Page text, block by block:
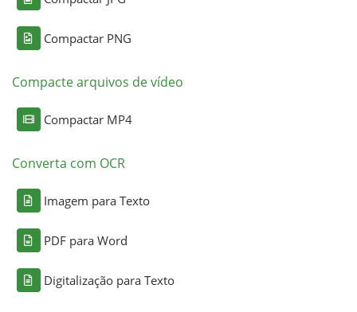
Compactar PNG
Compacte arquivos de vídeo
Compactar MP4
Converta com OCR
Imagem para Texto
PDF para Word
Digitalização para Texto